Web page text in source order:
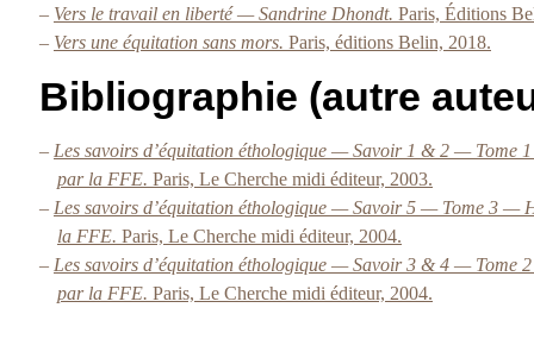
– Vers le travail en liberté — Sandrine Dhondt. Paris, Éditions
– Vers une équitation sans mors. Paris, éditions Belin, 2018.
Bibliographie (autre
– Les savoirs d’équitation éthologique — Savoir 1 & 2 — Tome
par la FFE. Paris, Le Cherche midi éditeur, 2003.
– Les savoirs d’équitation éthologique — Savoir 5 — Tome 3 —
la FFE. Paris, Le Cherche midi éditeur, 2004.
– Les savoirs d’équitation éthologique — Savoir 3 & 4 — Tome
par la FFE. Paris, Le Cherche midi éditeur, 2004.